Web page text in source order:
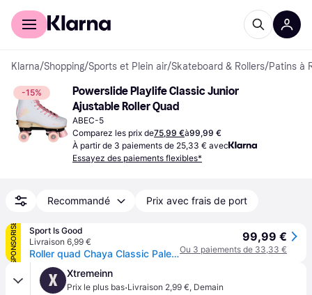
Acheter avec Klarna
Klarna/Shopping/Sports et Plein air/Skateboard & Rollers/Patins à
-15%
Powerslide Playlife Classic Junior
Ajustable Roller Quad
ABEC-5
Comparez les prix de75,99 €à99,99 €
À partir de 3 paiements de 25,33 € avec
Essayez des paiements flexibles*
Recommandé Prix avec frais de port
SPONSORISÉ
Sport Is Good
Livraison 6,99 €
Roller quad Chaya Classic Pale - Blanc
99,99 €
Ou 3 paiements de 33,33 €
X Xtremeinn
Prix le plus bas·Livraison 2,99 €, Demain